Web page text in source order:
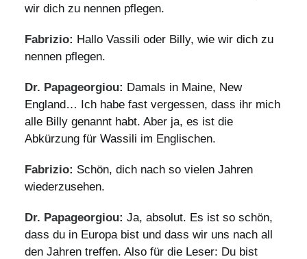
wir dich zu nennen pflegen.
Fabrizio: Hallo Vassili oder Billy, wie wir dich zu
nennen pflegen.
Dr. Papageorgiou: Damals in Maine, New
England… Ich habe fast vergessen, dass ihr mich
alle Billy genannt habt. Aber ja, es ist die
Abkürzung für Wassili im Englischen.
Fabrizio: Schön, dich nach so vielen Jahren
wiederzusehen.
Dr. Papageorgiou: Ja, absolut. Es ist so schön,
dass du in Europa bist und dass wir uns nach all
den Jahren treffen. Also für die Leser: Du bist